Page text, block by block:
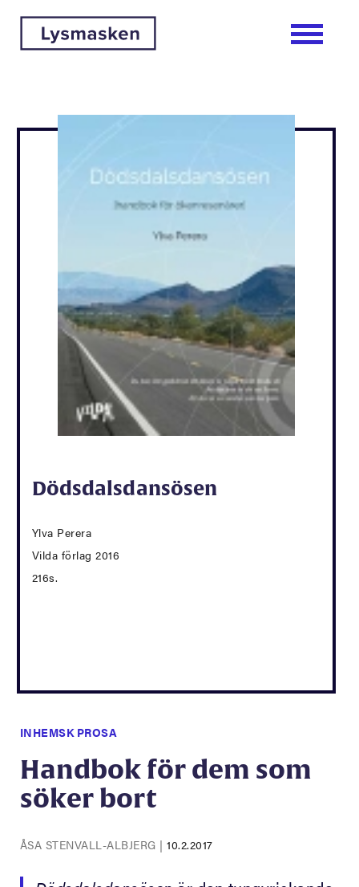
Dödsdalsdansösen
Ylva Perera
Vilda förlag 2016
216s.
INHEMSK PROSA
Handbok för dem som
söker bort
ÅSA STENVALL-ALBJERG |10.2.2017